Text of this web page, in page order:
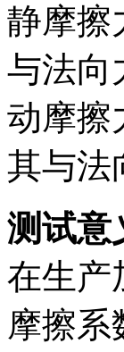
静摩擦
与法向
动摩擦
其与法
测试意
在生产
摩擦系